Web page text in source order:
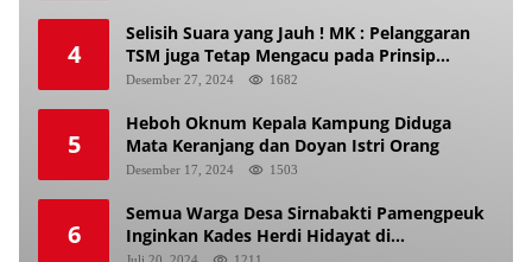
4
Selisih Suara yang Jauh ! MK : Pelanggaran
TSM juga Tetap Mengacu pada Prinsip
Keadilan Pemilu
Desember 27, 2024 1682
5
Heboh Oknum Kepala Kampung Diduga
Mata Keranjang dan Doyan Istri Orang
Desember 17, 2024 1503
6
Semua Warga Desa Sirnabakti Pamengpeuk
Inginkan Kades Herdi Hidayat di